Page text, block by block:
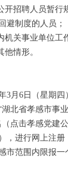
招聘人员暂行
避制度的人员；
关事业单位工
情形。
6日（星期四
北省孝感市事
点击孝感党建
，进行网上注册
范围内限报一